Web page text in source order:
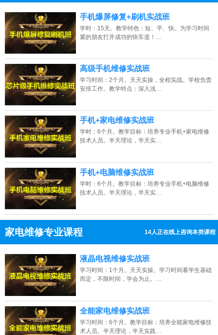
点击免费咨询电话：13807313137
手机爆屏修复+刷机实战班
学时：15天。教学特色：短、平、快。为学习时间
紧的朋友打开成功的快车道！…
高级手机维修实战班
学习时间：2个月。天天实操，全程实战。学校负责
安排工作。教学特点：深入浅…
手机+家电维修实战班
学时：6个月。教学目标：培养专业手机+家电维修
技术人员。半天理论，半天实…
手机+电脑维修实战班
学时：6个月。教学目标：培养专业手机+电脑维修
技术人员。半天理论，半天实…
家电维修专业课程 11人正在线上咨询本类课程
点击免费咨询电话：13807313137
液晶电视维修实战班
学习时间：1个月。天天实操。学习时间看学生基础
而定，不限时间，学会为止。…
全能家电维修实战班
学习时间：6个月。教学目标：培养全能家电维修技
术人员。半天理论，半天实践…